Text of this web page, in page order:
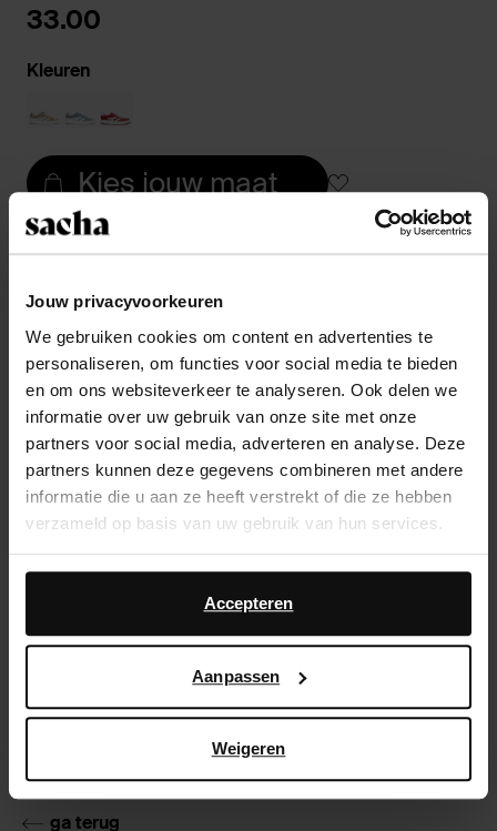
Jouw privacyvoorkeuren
We gebruiken cookies om content en advertenties te
personaliseren, om functies voor social media te bieden
en om ons websiteverkeer te analyseren. Ook delen we
informatie over uw gebruik van onze site met onze
partners voor social media, adverteren en analyse. Deze
partners kunnen deze gegevens combineren met andere
informatie die u aan ze heeft verstrekt of die ze hebben
verzameld op basis van uw gebruik van hun services.
Daarnaast werken wij samen met Google voor
advertentie- en meetdoeleinden. Meer informatie over
hoe Google uw persoonsgegevens gebruikt, vindt u op
Accepteren
Aanpassen
Weigeren
33.00
Kleuren
Kies jouw maat
14 dagen bedenktijd
Product omschrijving
Deze rode sneakers van Sacha hebben een rode
upper met witte en zilveren details. De sneakers
hebben chunky dikke witte veters en een witte zool met
een zooldikte van 4 cm. De buitenzijde van de
leer. Good to know: de binnenzool is uitneembaar.
Verzorg de sneakers met de Collonil clean & care
Product details
Bezorgen & retour
ga terug